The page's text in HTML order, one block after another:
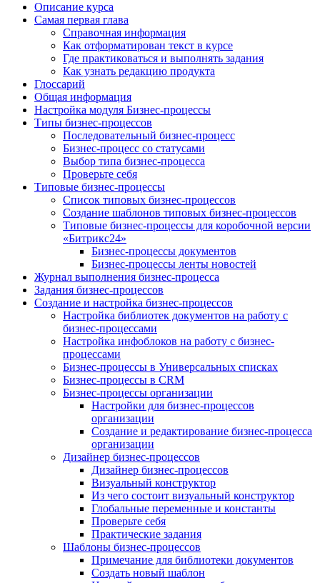
Описание курса
Самая первая глава
Справочная информация
Как отформатирован текст в курсе
Где практиковаться и выполнять задания
Как узнать редакцию продукта
Глоссарий
Общая информация
Настройка модуля Бизнес-процессы
Типы бизнес-процессов
Последовательный бизнес-процесс
Бизнес-процесс со статусами
Выбор типа бизнес-процесса
Проверьте себя
Типовые бизнес-процессы
Список типовых бизнес-процессов
Создание шаблонов типовых бизнес-процессов
Типовые бизнес-процессы для коробочной версии
«Битрикс24»
Бизнес-процессы документов
Бизнес-процессы ленты новостей
Журнал выполнения бизнес-процесса
Задания бизнес-процессов
Создание и настройка бизнес-процессов
Настройка библиотек документов на работу с
бизнес-процессами
Настройка инфоблоков на работу с бизнес-
процессами
Бизнес-процессы в Универсальных списках
Бизнес-процессы в CRM
Бизнес-процессы организации
Настройки для бизнес-процессов
организации
Создание и редактирование бизнес-процесса
организации
Дизайнер бизнес-процессов
Дизайнер бизнес-процессов
Визуальный конструктор
Из чего состоит визуальный конструктор
Глобальные переменные и константы
Проверьте себя
Практические задания
Шаблоны бизнес-процессов
Примечание для библиотеки документов
Создать новый шаблон